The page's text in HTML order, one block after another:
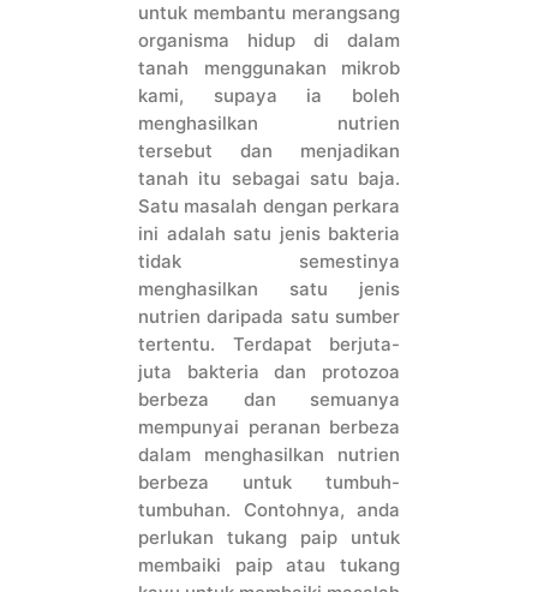
untuk membantu merangsang
organisma hidup di dalam
tanah menggunakan mikrob
kami, supaya ia boleh
menghasilkan nutrien
tersebut dan menjadikan
tanah itu sebagai satu baja.
Satu masalah dengan perkara
ini adalah satu jenis bakteria
tidak semestinya
menghasilkan satu jenis
nutrien daripada satu sumber
tertentu. Terdapat berjuta-
juta bakteria dan protozoa
berbeza dan semuanya
mempunyai peranan berbeza
dalam menghasilkan nutrien
berbeza untuk tumbuh-
tumbuhan. Contohnya, anda
perlukan tukang paip untuk
membaiki paip atau tukang